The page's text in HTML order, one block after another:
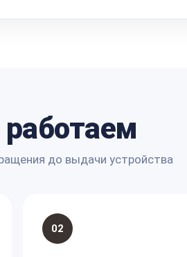
до выдачи устройства
02